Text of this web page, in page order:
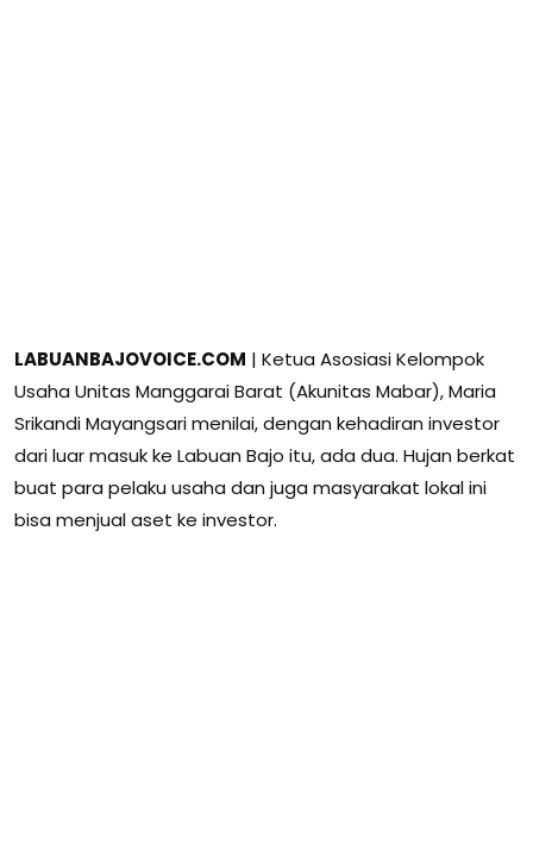
LABUANBAJOVOICE.COM | Ketua Asosiasi Kelompok
Usaha Unitas Manggarai Barat (Akunitas Mabar), Maria
Srikandi Mayangsari menilai, dengan kehadiran investor
dari luar masuk ke Labuan Bajo itu, ada dua. Hujan berkat
buat para pelaku usaha dan juga masyarakat lokal ini
bisa menjual aset ke investor.